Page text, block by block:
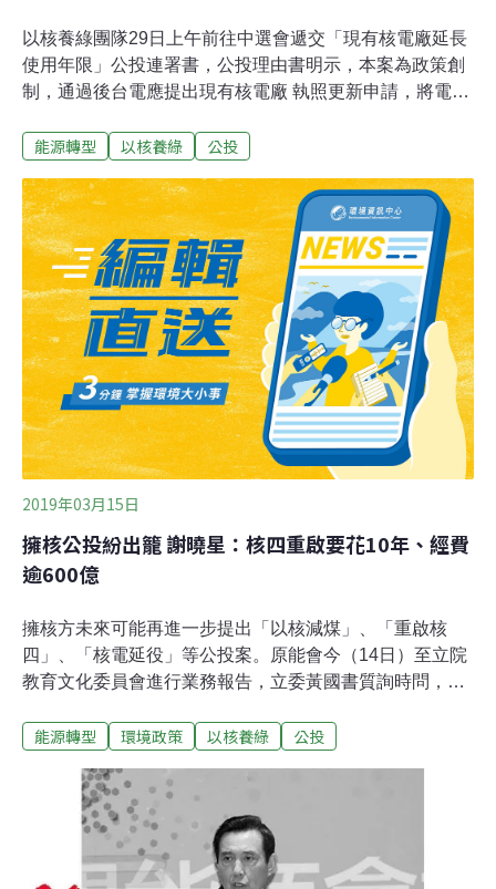
以核養綠團隊29日上午前往中選會遞交「現有核電廠延長
使用年限」公投連署書，公投理由書明示，本案為政策創
制，通過後台電應提出現有核電廠 執照更新申請，將電廠
電機組運轉超過40年者台灣並非特例。理由書中指出，台
法》及依該法發布的「核子反應器設施運轉執照申請審核
辦法」，其中規定核子返應器設施經營者應於執照有效期
間屆滿前5到15年提出換照申請，核一廠的換照申請已提
出，原能會也審查完畢，只差核定申請；核二廠的換照申
請報告已完成但尚未提出，核三廠的報告還在準備中。理
由書也提及，美國核電機組運轉執照年限為40年的法規，
是為防止電力市場被折舊完畢的低成本核電壟斷，並非安
考量，美國30年前即修法，延長年限為60年。此外，理由
書也說，能源局估算2025年需進口天然2354萬噸，當天然
氣發電比例達50％時，國際天
能源轉型 以核養綠 公投
2019年03月15日
擁核公投紛出籠 謝曉星：核四重啟要花10年、經費
逾600億
擁核方未來可能再進一步提出「以核減煤」、「重啟核
四」、「核電延役」等公投案。原能會今（14日）至立院
教育文化委員會進行業務報告，立委黃國書質詢時問，擁
符合。謝曉星答詢時表示，依照法令來說，延役要在運轉
核三廠一號機必須在今年7月前提出，若是明年公投過
後，僅剩核三廠二號機符合延役規定。立委蘇巧慧則針對
「以核減煤」公投提問，她計算，目前台灣燃煤發電佔
38%，若要用核電超過燃煤，勢必要興建核五，但台灣有
能源轉型 環境政策 以核養綠 公投